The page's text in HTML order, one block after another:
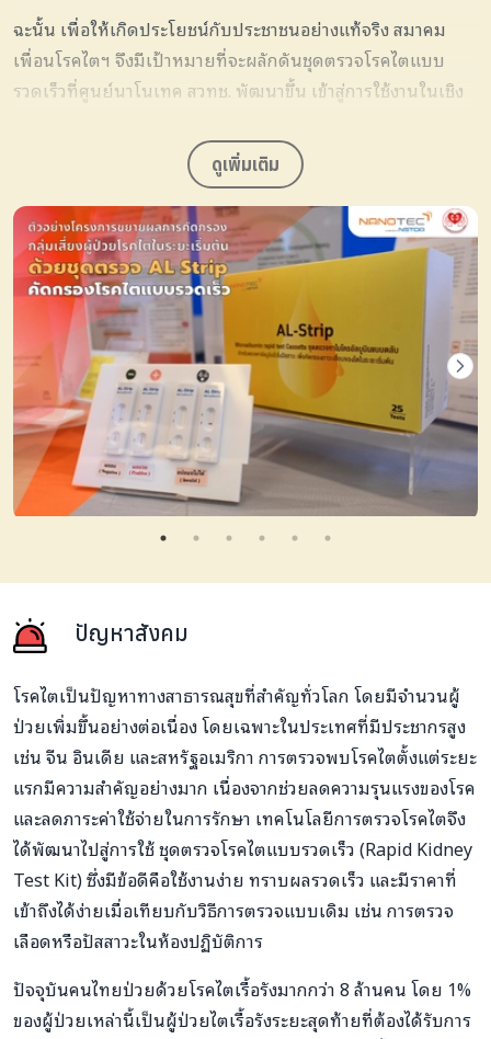
ฉะนั้น เพื่อให้เกิดประโยชน์กับประชาชนอย่างแท้จริง สมาคม
เพื่อนโรคไตฯ จึงมีเป้าหมายที่จะผลักดันชุดตรวจโรคไตแบบ
รวดเร็วที่ศูนย์นาโนเทค สวทช. พัฒนาขึ้น เข้าสู่การใช้งานในเชิง
ดูเพิ่มเติม
ปัญหาสังคม
โรคไตเป็นปัญหาทางสาธารณสุขที่สำคัญทั่วโลก โดยมีจำนวนผู้
ป่วยเพิ่มขึ้นอย่างต่อเนื่อง โดยเฉพาะในประเทศที่มีประชากรสูง
เช่น จีน อินเดีย และสหรัฐอเมริกา การตรวจพบโรคไตตั้งแต่ระยะ
แรกมีความสำคัญอย่างมาก เนื่องจากช่วยลดความรุนแรงของโรค
และลดภาระค่าใช้จ่ายในการรักษา เทคโนโลยีการตรวจโรคไตจึง
ได้พัฒนาไปสู่การใช้ ชุดตรวจโรคไตแบบรวดเร็ว (Rapid Kidney
Test Kit)ซึ่งมีข้อดีคือใช้งานง่าย ทราบผลรวดเร็ว และมีราคาที่
เข้าถึงได้ง่ายเมื่อเทียบกับวิธีการตรวจแบบเดิม เช่น การตรวจ
เลือดหรือปัสสาวะในห้องปฏิบัติการ
ปัจจุบันคนไทยป่วยด้วยโรคไตเรื้อรังมากกว่า8ล้านคน โดย 1%
ของผู้ป่วยเหล่านี้เป็นผู้ป่วยไตเรื้อรังระยะสุดท้ายที่ต้องได้รับการ